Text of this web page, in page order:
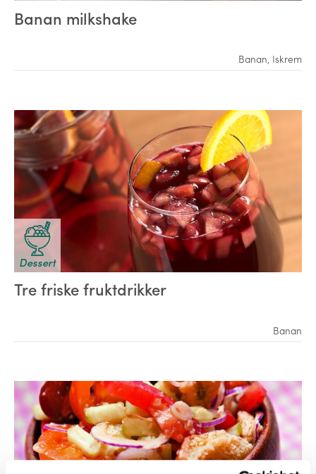
Banan milkshake
Banan, Iskrem
Dessert
Tre friske fruktdrikker
Banan